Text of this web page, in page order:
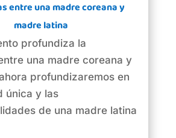
entre una madre coreana y
madre latina
profundiza la
una madre coreana y
profundizaremos en
única y las
de una madre latina